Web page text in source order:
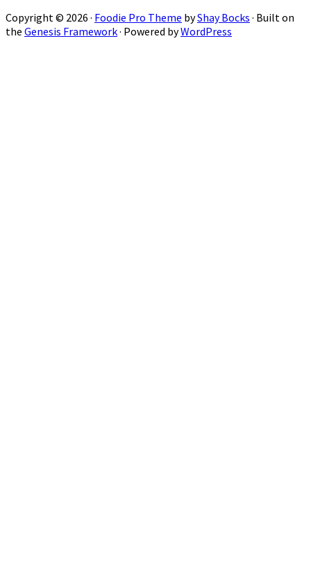
Copyright © 2026 · Foodie Pro Theme byShay Bocks · Built on
the Genesis Framework· Powered byWordPress